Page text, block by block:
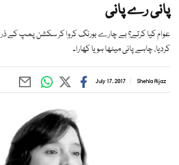
پانی رے پانی
عوام کیا کرتے؟ بے چارے بورنگ کروا کر سکشن پمپ کے
کردیا، چاہے پانی میٹھا ہو یا کھارا۔
Shehla Aijaz
July 17, 2017